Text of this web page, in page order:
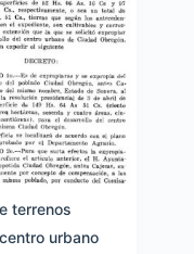
terrenos
urbano